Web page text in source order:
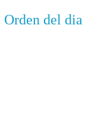
Orden del dia